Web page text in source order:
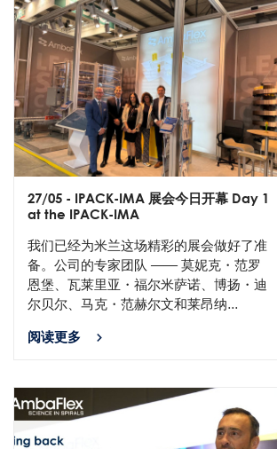
27/05 - IPACK-IMA 展会今日开幕 Day 1
at the IPACK-IMA
我们已经为米兰这场精彩的展会做好了准
备。公司的专家团队 —— 莫妮克・范罗
恩堡、瓦莱里亚・福尔米萨诺、博扬・迪
尔贝尔、马克・范赫尔文和莱昂纳...
阅读更多